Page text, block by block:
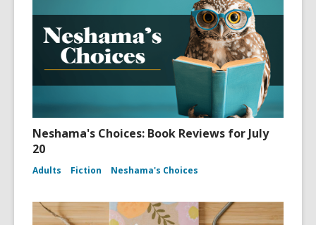
Neshama's Choices: Book Reviews for July
20
Adults Fiction Neshama's Choices